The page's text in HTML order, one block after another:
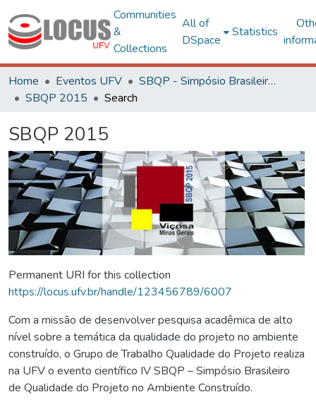
Communities
&
Collections
All of
DSpace
Statistics
Home Eventos UFV
SBQP - Simpósio Brasileiro de Qualidade do Projeto no Ambiente Construído
SBQP 2015
Search
SBQP 2015
Permanent URI for this collection
https://locus.ufv.br/handle/123456789/6007
Com a missão de desenvolver pesquisa acadêmica de alto
nível sobre a temática da qualidade do projeto no ambiente
construído, o Grupo de Trabalho Qualidade do Projeto realiza
na UFV o evento científico IV SBQP – Simpósio Brasileiro
de Qualidade do Projeto no Ambiente Construído.